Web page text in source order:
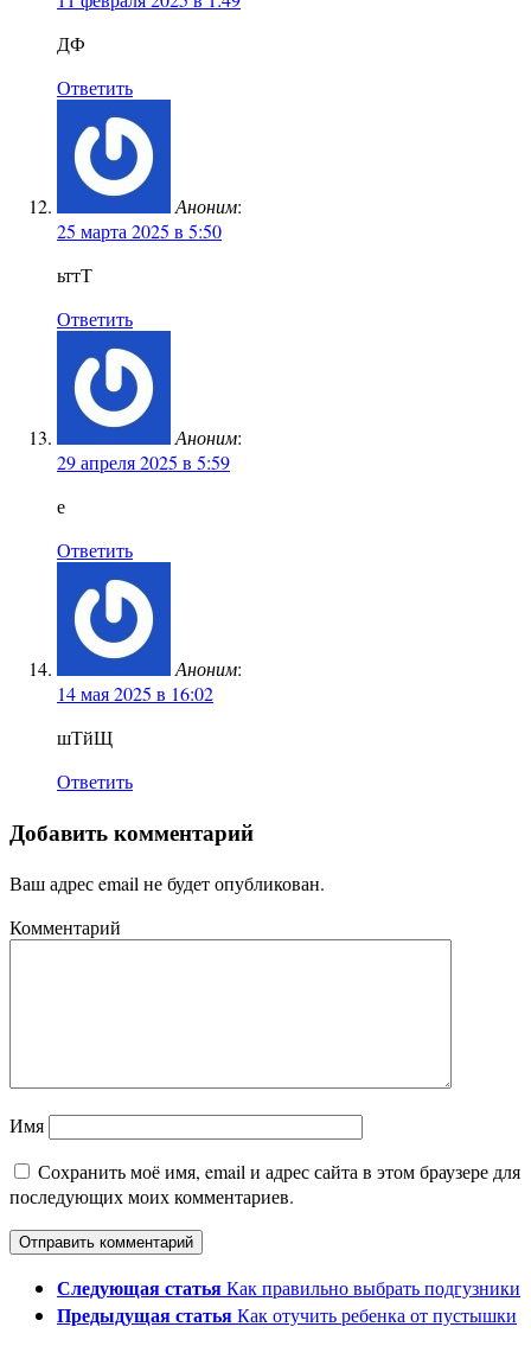
ДФ
Ответить
Аноним:
25 марта 2025 в 5:50
ьттТ
Ответить
Аноним:
29 апреля 2025 в 5:59
е
Ответить
Аноним:
14 мая 2025 в 16:02
шТйЩ
Ответить
Добавить комментарий
Ваш адрес email не будет опубликован.
Комментарий
Имя
Сохранить моё имя, email и адрес сайта в этом браузере для
последующих моих комментариев.
Следующая статьяКак правильно выбрать подгузники
Предыдущая статьяКак отучить ребенка от пустышки